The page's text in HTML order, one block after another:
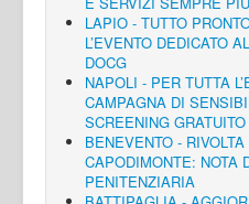
LAPIO - TUTTO
L’EVENTO DEDICATO
DOCG
NAPOLI - PER TUTTA
CAMPAGNA DI
SCREENING
BENEVENTO -
CAPODIMONTE: NOTA
PENITENZIARIA